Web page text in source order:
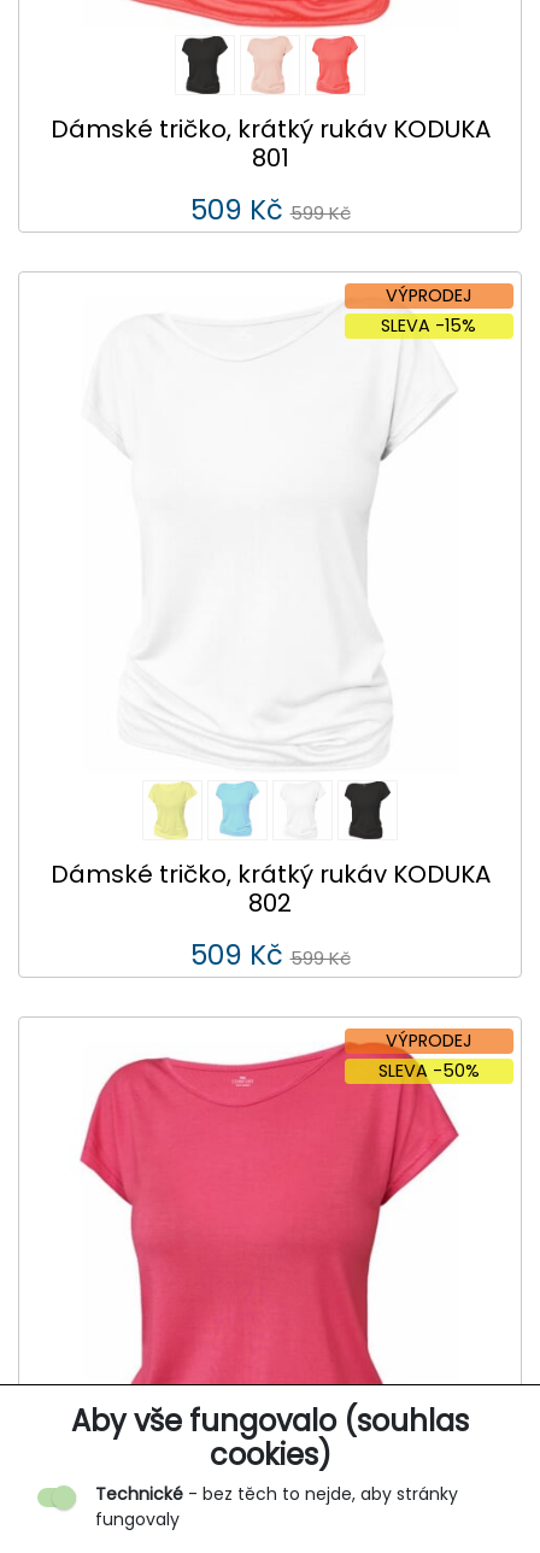
Aby vše fungovalo (souhlas
cookies)
Technické - bez těch to nejde, aby stránky
fungovaly
Dámské tričko, krátký rukáv KODUKA
801
509 Kč 599 Kč
VÝPRODEJ
SLEVA -15%
Dámské tričko, krátký rukáv KODUKA
802
509 Kč 599 Kč
VÝPRODEJ
SLEVA -50%